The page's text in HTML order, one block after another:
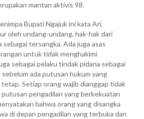
mantan aktivis 98.
Bupati Ngajuk ini kata Ari,
oleh undang-undang, hak-hak dari
sebagai tersangka. Ada juga asas
untuk tidak menghakimi
sebagai pelaku tindak pidana sebagai
ada putusan hukum yang
Setiap orang wajib dianggap tidak
putusan pengadilan yang berkekuatan
bahwa orang yang disangka
di depan pengadilan yang terbuka dan